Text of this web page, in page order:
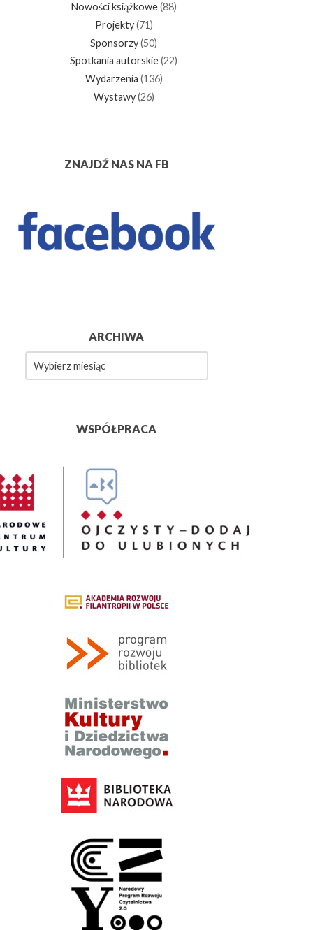
Nowości książkowe(88)
Projekty(71)
Sponsorzy(50)
Spotkania autorskie(22)
Wydarzenia (136)
Wystawy(26)
ZNAJDŹ NAS NA FB
ARCHIWA
WSPÓŁPRACA